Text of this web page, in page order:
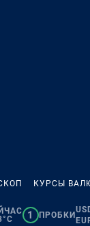
КУРСЫ
1 ПРОБКИ